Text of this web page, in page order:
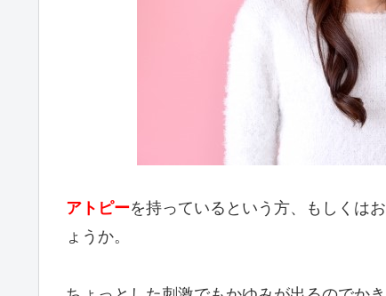
アトピーを持っているという方、もしくは
ょうか。